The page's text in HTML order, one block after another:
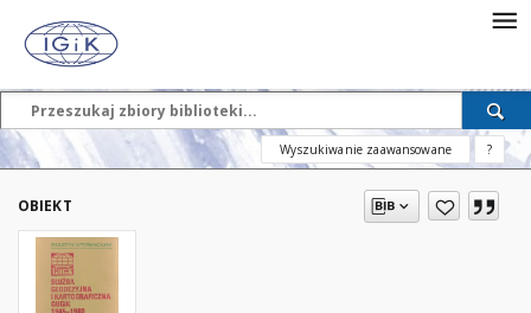
Wyszukiwanie zaawansowane ?
OBIEKT